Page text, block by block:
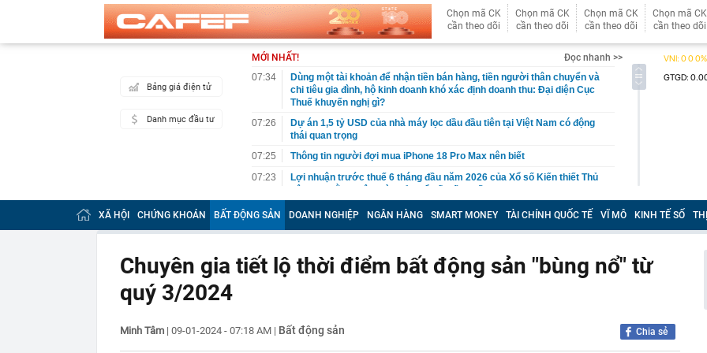
Chọn mã CK
cần theo dõi
Chọn mã CK
cần theo dõi
Chọn mã CK
cần theo dõi
Chọn mã CK
cần theo dõi
Bảng giá điện tử
Danh mục đầu tư
MỚI NHẤT!
Đọc nhanh >>
07:34
Dùng một tài khoản để nhận tiền bán hàng, tiền người thân chuyển và
chi tiêu gia đình, hộ kinh doanh khó xác định doanh thu: Đại diện Cục
Thuế khuyến nghị gì?
07:26
Dự án 1,5 tỷ USD của nhà máy lọc dầu đầu tiên tại Việt Nam có động
thái quan trọng
07:25
Thông tin người đợi mua iPhone 18 Pro Max nên biết
07:23
Lợi nhuận trước thuế 6 tháng đầu năm 2026 của Xổ số Kiến thiết Thủ
07:21
Giá vàng tăng vọt, nhà đầu tư vui mừng trở lại
07:20
Startup Nga tìm ra cách mới để sản xuất chip siêu nhỏ: Nhanh gấp
07:20
Xã ở Lai Châu lên tiếng về đoàn từ thiện Huấn "Hoa Hồng": Trưởng
bản và người dân cùng xác nhận các chi tiết đáng chú ý
07:11
Đẩy mạnh số hóa dữ liệu vùng trồng sầu riêng
XÃ HỘI CHỨNG KHOÁN BẤT ĐỘNG SẢN DOANH NGHIỆP NGÂN HÀNG SMART MONEY TÀI CHÍNH QUỐC TẾ VĨ MÔ KINH TẾ SỐ
Chuyên gia tiết lộ thời điểm bất động sản "bùng nổ" từ
quý 3/2024
Minh Tâm | 09-01-2024 - 07:18 AM | Bất động sản Chia sẻ